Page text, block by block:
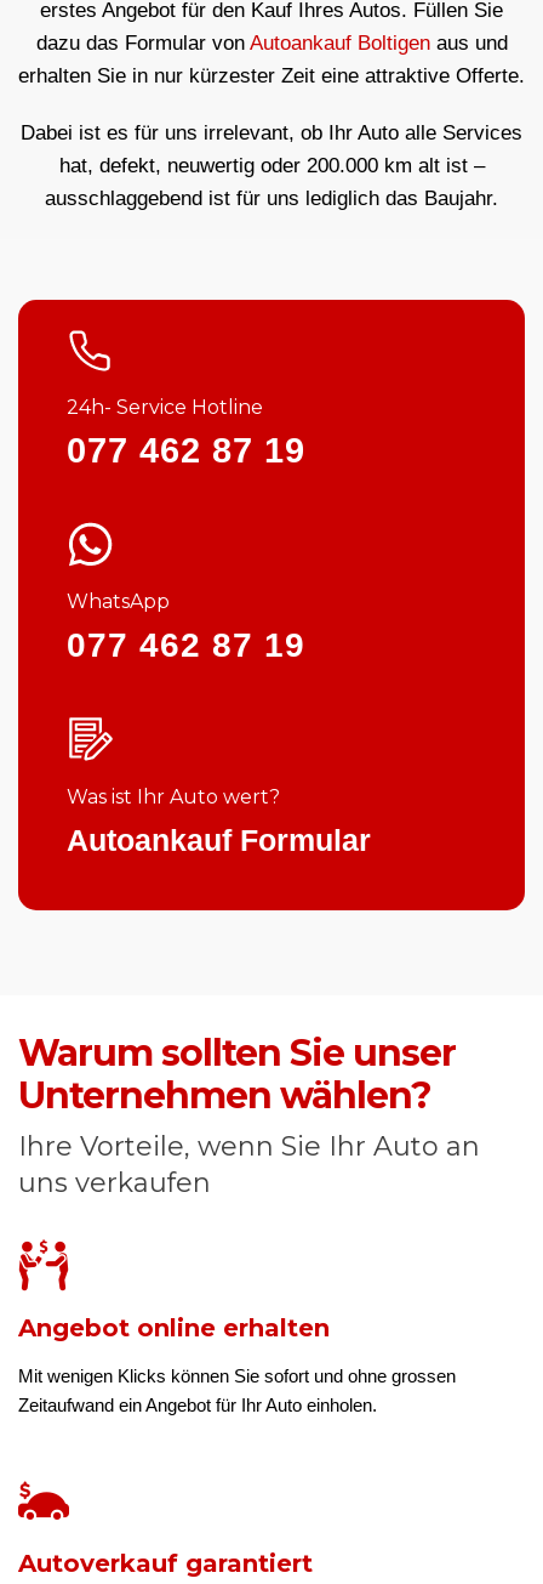
erstes Angebot für den Kauf Ihres Autos. Füllen Sie
dazu das Formular von Autoankauf Boltigenaus und
erhalten Sie in nur kürzester Zeit eine attraktive Offerte.
Dabei ist es für uns irrelevant, ob Ihr Auto alle Services
hat, defekt, neuwertig oder 200.000 km alt ist –
ausschlaggebend ist für uns lediglich das Baujahr.
24h- Service Hotline
077 462 87 19
WhatsApp
077 462 87 19
Was ist Ihr Auto wert?
Autoankauf Formular
Warum sollten Sie unser
Unternehmen wählen?
Ihre Vorteile, wenn Sie Ihr Auto an
uns verkaufen
Angebot online erhalten
Mit wenigen Klicks können Sie sofort und ohne grossen
Zeitaufwand ein Angebot für Ihr Auto einholen.
Autoverkauf garantiert